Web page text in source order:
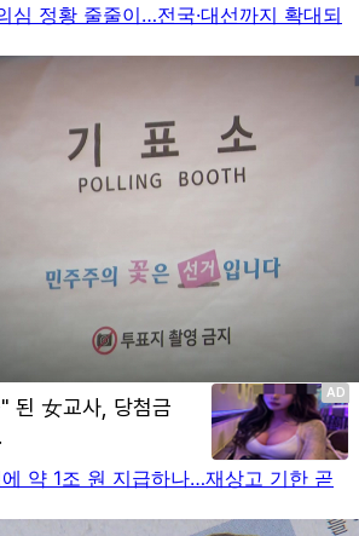
심 정황 줄줄이…전국·대선까지 확대되
약 1조 원 지급하나…재상고 기한 곧